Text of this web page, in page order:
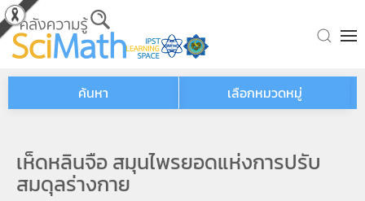
Skip to main content
ค้นหา เลือกหมวดหมู่
เห็ดหลินจือ สมุนไพรยอดแห่งการปรับ
สมดุลร่างกาย